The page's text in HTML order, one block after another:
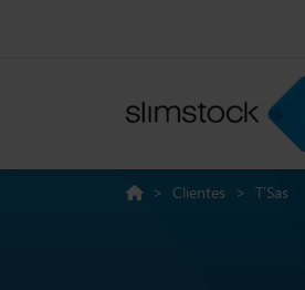
> Clientes > T’Sas